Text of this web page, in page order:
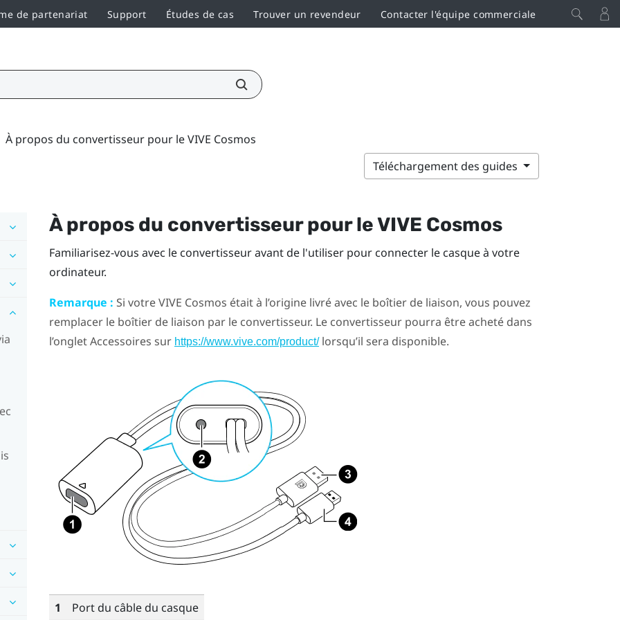
de partenariat Support Études de cas Trouver un revendeur Contacter l'équipe commerciale
À propos du convertisseur pour le VIVE Cosmos
Téléchargement des guides
À propos du convertisseur pour leVIVE Cosmos
Familiarisez-vous avec le convertisseur avant de l'utiliser pour connecter le casque à votre
ordinateur.
Remarque : Si votreVIVE Cosmos était à l’origine livré avec le boîtier de liaison, vous pouvez
remplacer le boîtier de liaison par le convertisseur. Le convertisseur pourra être acheté dans
l’onglet Accessoires sur https://www.vive.com/product/lorsqu’il sera disponible.
1
Port du câble du casque